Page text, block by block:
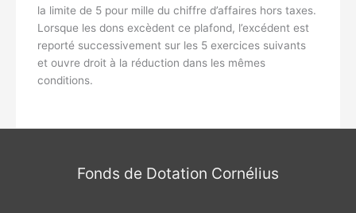
la limite de 5 pour mille du chiffre d’affaires hors taxes.
Lorsque les dons excèdent ce plafond, l’excédent est
reporté successivement sur les 5 exercices suivants
et ouvre droit à la réduction dans les mêmes
conditions.
Fonds de Dotation Cornélius